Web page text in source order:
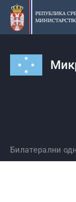
Прескочи
главни
део
РЕПУБЛИКА
Државе
Билатерални